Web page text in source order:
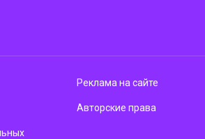
Реклама на сайте
Авторские права